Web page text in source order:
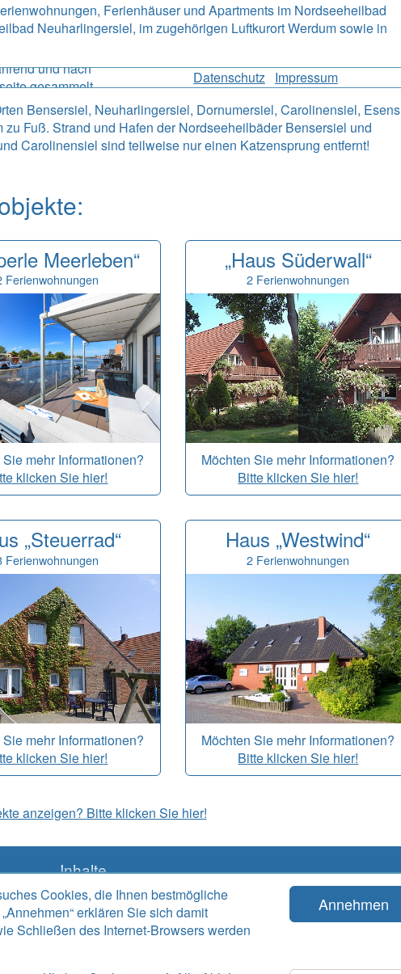
Cookies, die Ihnen bestmögliche
erklären Sie sich damit
Schließen des Internet-Browsers werden
Annehmen
Ferienhäuser und Apartments im Nordseeheilbad
Neuharlingersiel, im zugehörigen Luftkurort Werdum sowie in
Video ansehen.
und nach
gesammelt
als auch Ihre
Datenschutz| Impressum
Bensersiel, Neuharlingersiel, Dornumersiel, Carolinensiel, Esens
Fuß. Strand und Hafen der Nordseeheilbäder Bensersiel und
Carolinensiel sind teilweise nur einen Katzensprung entfernt!
Meerleben“
Ferienwohnungen
mehr Informationen?
klicken Sie hier!
„Haus Süderwall“
2 Ferienwohnungen
Möchten Sie mehr Informationen?
Bitte klicken Sie hier!
„Steuerrad“
Ferienwohnungen
mehr Informationen?
klicken Sie hier!
Haus „Westwind“
2 Ferienwohnungen
Möchten Sie mehr Informationen?
Bitte klicken Sie hier!
anzeigen? Bitte klicken Sie hier!
Inhalte
Angebote
Datenschutzerklärung
Gästebuch
Startseite
„Umzu“